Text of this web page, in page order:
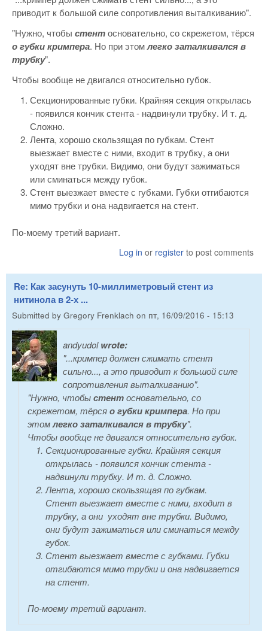
приводит к большой силе сопротивления выталкиванию".
"Нужно, чтобы стентосновательно, со скрежетом, тёрся
о губки кримпера. Но при этомлегко заталкивался в
трубку".
Чтобы вообще не двигался относительно губок.
Секционированные губки. Крайняя секция открылась
- появился кончик стента - надвинули трубку. И т. д.
Сложно.
Лента, хорошо скользящая по губкам. Стент
выезжает вместе с ними, входит в трубку, а они
уходят вне трубки. Видимо, они будут зажиматься
или сминаться между губок.
Стент выезжает вместе с губками. Губки отгибаются
мимо трубки и она надвигается на стент.
По-моему третий вариант.
Log in or register to post comments
Re: Как засунуть 10-миллиметровый стент из
нитинола в 2-х ...
Submitted by Gregory Frenklach on пт, 16/09/2016 - 15:13
andyudolwrote:
"...кримпер должен сжимать стент
сильно..., а это приводит к большой силе
сопротивления выталкиванию".
"Нужно, чтобыстентосновательно, со
скрежетом, тёрсяо губки кримпера. Но при
этомлегко заталкивался в трубку".
Чтобы вообще не двигался относительно губок.
Секционированные губки. Крайняя секция
открылась - появился кончик стента -
надвинули трубку. И т. д. Сложно.
Лента, хорошо скользящая по губкам.
Стент выезжает вместе с ними, входит в
трубку, а они уходят вне трубки. Видимо,
они будут зажиматься или сминаться между
губок.
Стент выезжает вместе с губками. Губки
отгибаются мимо трубки и она надвигается
на стент.
По-моему третий вариант.